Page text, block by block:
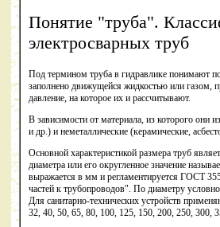
Понятие "труба".
электросварных труб
Под термином труба в гидравлике понимают
заполнено движущейся жидкостью или газом,
давление, на которое их и рассчитывают.
В зависимости от материала, из которого они
и др.) и неметаллические (керамические,
Основной характеристикой размера труб
диаметра или его округленное значение
выражается в мм и регламентируется ГОСТ
частей к трубопроводов". По диаметру
Для санитарно-технических устройств
32, 40, 50, 65, 80, 100, 125, 150, 200, 250, 300,